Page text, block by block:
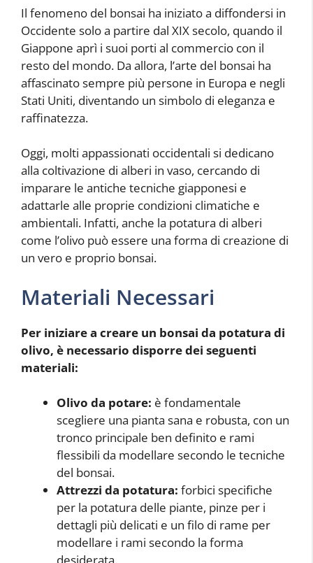
Il fenomeno del bonsai ha iniziato a diffondersi in
Occidente solo a partire dal XIX secolo, quando il
Giappone aprì i suoi porti al commercio con il
resto del mondo. Da allora, l’arte del bonsai ha
affascinato sempre più persone in Europa e negli
Stati Uniti, diventando un simbolo di eleganza e
raffinatezza.
Oggi, molti appassionati occidentali si dedicano
alla coltivazione di alberi in vaso, cercando di
imparare le antiche tecniche giapponesi e
adattarle alle proprie condizioni climatiche e
ambientali. Infatti, anche la potatura di alberi
come l’olivo può essere una forma di creazione di
un vero e proprio bonsai.
Materiali Necessari
Per iniziare a creare un bonsai da potatura di
olivo, è necessario disporre dei seguenti
materiali:
Olivo da potare: è fondamentale
scegliere una pianta sana e robusta, con un
tronco principale ben definito e rami
flessibili da modellare secondo le tecniche
del bonsai.
Attrezzi da potatura: forbici specifiche
per la potatura delle piante, pinze per i
dettagli più delicati e un filo di rame per
modellare i rami secondo la forma